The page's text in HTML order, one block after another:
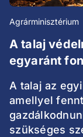
Agrárminisztérium
A talaj
egyaránt
A talaj az
amellyel
szükséges